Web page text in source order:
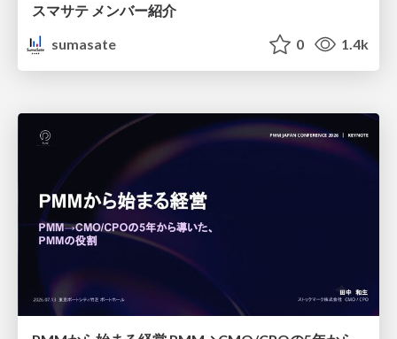
スマサテ メンバー紹介
sumasate
0 1.4k